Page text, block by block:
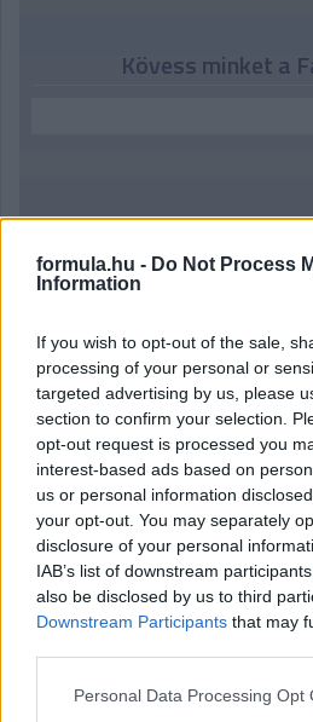
formula.hu - Do Not Process
Information
If you wish to opt-out of the sale,
processing of your personal or
targeted advertising by us, please
section to confirm your selection.
opt-out request is processed you
interest-based ads based on
us or personal information
your opt-out. You may separately
disclosure of your personal
IAB’s list of downstream
also be disclosed by us to third
Downstream Participants that may
Please note that this website/app
Personal Data Processing Opt
Kövess minket a
Parc
3 órája
mindenhol